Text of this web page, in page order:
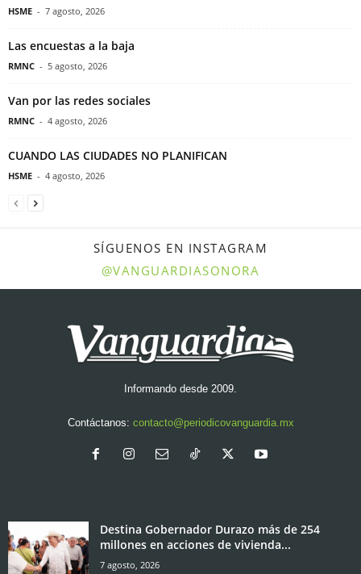
HSME - 7 agosto, 2026
Las encuestas a la baja
RMNC - 5 agosto, 2026
Van por las redes sociales
RMNC - 4 agosto, 2026
CUANDO LAS CIUDADES NO PLANIFICAN
HSME - 4 agosto, 2026
SÍGUENOS EN INSTAGRAM
@VANGUARDIASONORA
Informando desde 2009.
Contáctanos: contacto@periodicovanguardia.mx
Destina Gobernador Durazo más de 254
millones en acciones de vivienda...
7 agosto, 2026